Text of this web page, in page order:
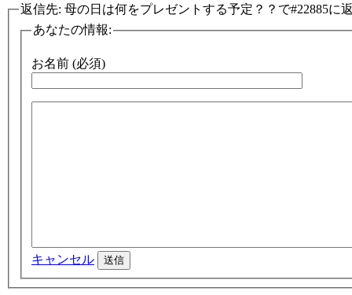
返信先: 母の日は何をプレゼントする予定？？で#22885に
あなたの情報:
お名前 (必須)
キャンセル 送信